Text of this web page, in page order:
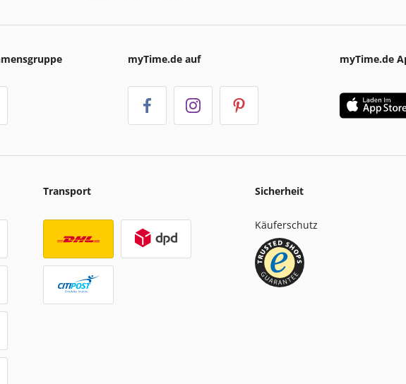
myTime.de auf myTime.de
Transport Sicherheit
Käuferschutz